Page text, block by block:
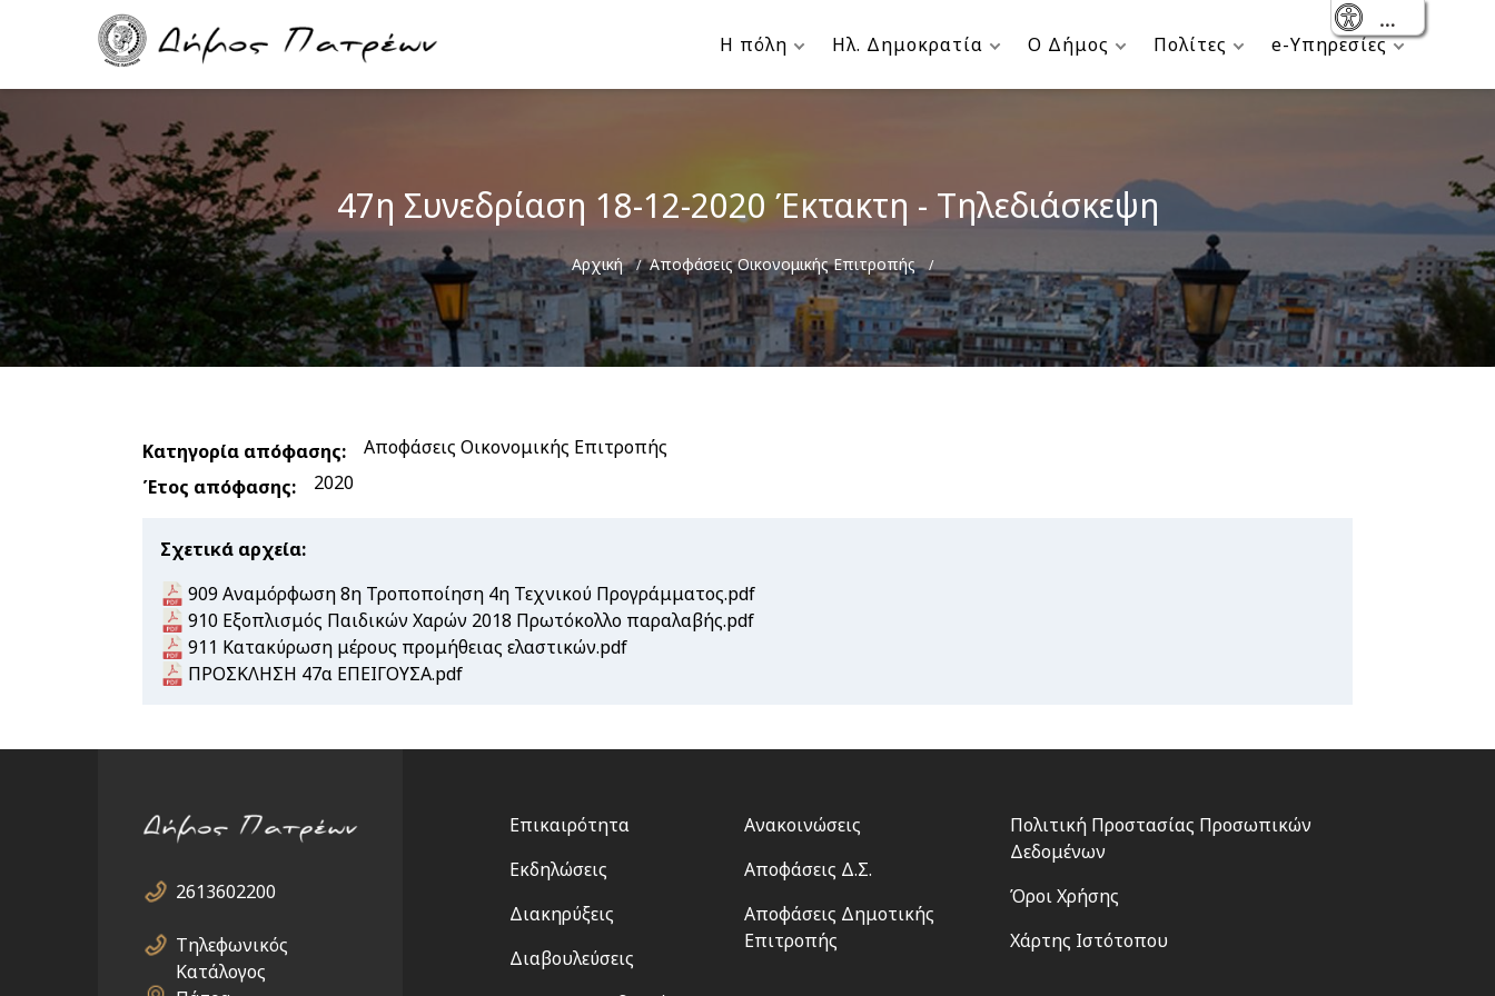
content
Main
navigation
Η πόλη Ηλ. Δημοκρατία Ο Δήμος Πολίτες e-Υπηρεσίες
47η Συνεδρίαση 18-12-2020 Έκτακτη - Τηλεδιάσκεψη
Breadcrumb
Αρχική Αποφάσεις Οικονομικής Επιτροπής
Κατηγορία απόφασης
Αποφάσεις Οικονομικής Επιτροπής
Έτος απόφασης
2020
Σχετικά αρχεία
Document
909 Αναμόρφωση 8η Τροποποίηση 4η Τεχνικού Προγράμματος.pdf
Document
910 Εξοπλισμός Παιδικών Χαρών 2018 Πρωτόκολλο παραλαβής.pdf
Document
911 Κατακύρωση μέρους προμήθειας ελαστικών.pdf
Document
ΠΡΟΣΚΛΗΣΗ 47α ΕΠΕΙΓΟΥΣΑ.pdf
2613602200
Τηλεφωνικός
Κατάλογος
Footer
Επικαιρότητα
Εκδηλώσεις
Διακηρύξεις
Διαβουλεύσεις
Footer
Ανακοινώσεις
Αποφάσεις Δ.Σ.
Αποφάσεις Δημοτικής
Επιτροπής
Footer
Πολιτική Προστασίας Προσωπικών
Δεδομένων
Όροι Χρήσης
Χάρτης Ιστότοπου